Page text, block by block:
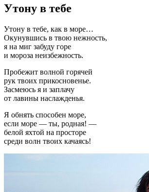
Утону в тебе
Утону в тебе, как в море…
Окунувшись в твою нежность,
я на миг забуду горе
и мороза неизбежность.
Пробежит волной горячей
рук твоих прикосновенье.
Засмеюсь я и заплачу
от лавины наслажденья.
Я обнять способен море,
если море — ты, родная! —
белой яхтой на просторе
среди волн твоих качаясь!